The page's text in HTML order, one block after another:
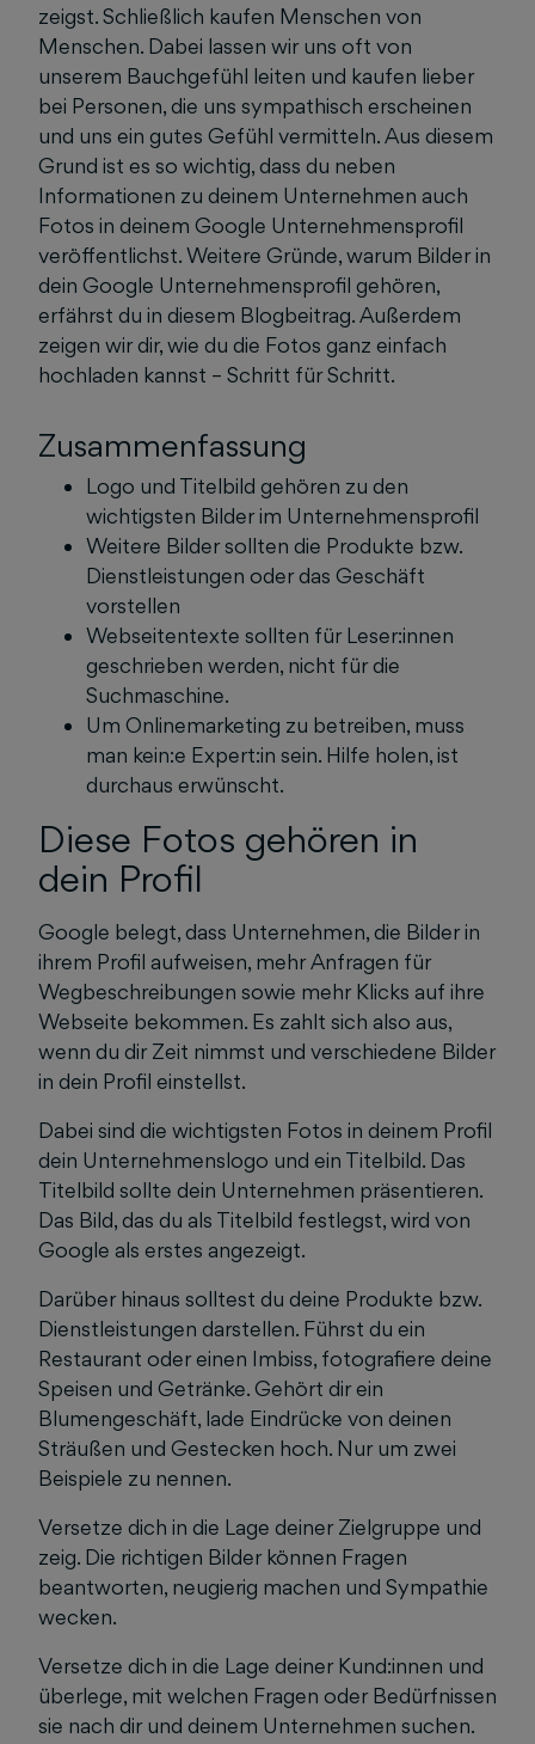
zeigst. Schließlich kaufen Menschen von
Menschen. Dabei lassen wir uns oft von
unserem Bauchgefühl leiten und kaufen lieber
bei Personen, die uns sympathisch erscheinen
und uns ein gutes Gefühl vermitteln. Aus diesem
Grund ist es so wichtig, dass du neben
Informationen zu deinem Unternehmen auch
Fotos in deinem Google Unternehmensprofil
veröffentlichst. Weitere Gründe, warum Bilder in
dein Google Unternehmensprofil gehören,
erfährst du in diesem Blogbeitrag. Außerdem
zeigen wir dir, wie du die Fotos ganz einfach
hochladen kannst – Schritt für Schritt.
Zusammenfassung
Logo und Titelbild gehören zu den
wichtigsten Bilder im Unternehmensprofil
Weitere Bilder sollten die Produkte bzw.
Dienstleistungen oder das Geschäft
vorstellen
Webseitentexte sollten für Leser:innen
geschrieben werden, nicht für die
Suchmaschine.
Um Onlinemarketing zu betreiben, muss
man kein:e Expert:in sein. Hilfe holen, ist
durchaus erwünscht.
Diese Fotos gehören in
dein Profil
Google belegt, dass Unternehmen, die Bilder in
ihrem Profil aufweisen, mehr Anfragen für
Wegbeschreibungen sowie mehr Klicks auf ihre
Webseite bekommen. Es zahlt sich also aus,
wenn du dir Zeit nimmst und verschiedene Bilder
in dein Profil einstellst.
Dabei sind die wichtigsten Fotos in deinem Profil
dein Unternehmenslogo und ein Titelbild. Das
Titelbild sollte dein Unternehmen präsentieren.
Das Bild, das du als Titelbild festlegst, wird von
Google als erstes angezeigt.
Darüber hinaus solltest du deine Produkte bzw.
Dienstleistungen darstellen. Führst du ein
Restaurant oder einen Imbiss, fotografiere deine
Speisen und Getränke. Gehört dir ein
Blumengeschäft, lade Eindrücke von deinen
Sträußen und Gestecken hoch. Nur um zwei
Beispiele zu nennen.
Versetze dich in die Lage deiner Zielgruppe und
zeig. Die richtigen Bilder können Fragen
beantworten, neugierig machen und Sympathie
wecken.
Versetze dich in die Lage deiner Kund:innen und
überlege, mit welchen Fragen oder Bedürfnissen
sie nach dir und deinem Unternehmen suchen.